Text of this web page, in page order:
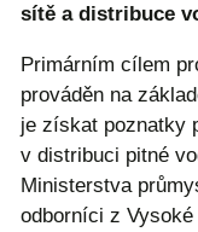
sítě a distribuce
Primárním cílem
prováděn na
je získat poznatky
v distribuci pitné
Ministerstva
odborníci z